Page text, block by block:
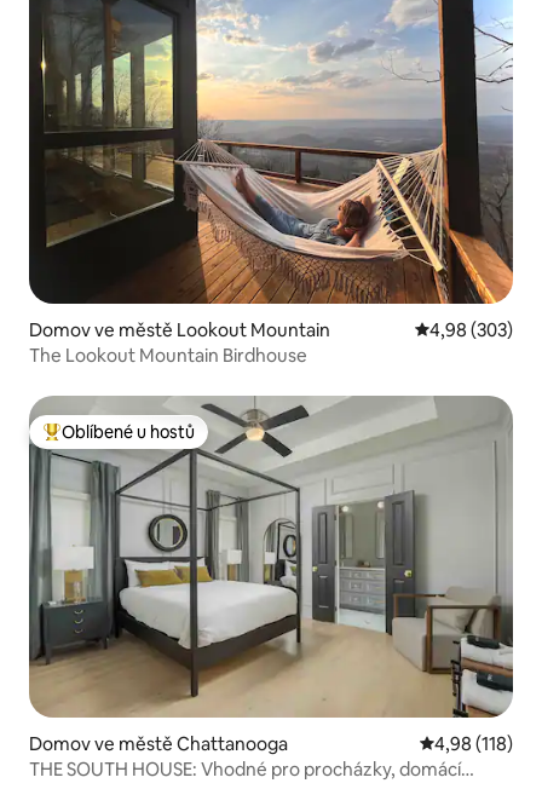
Domov ve městě Lookout Mountain Průměrné
4,98 (303)
The Lookout Mountain Birdhouse
Nejlepší v kategorii Oblíbené u hostů
Oblíbené u hostů
Domov ve městě Chattanooga Průměrné
4,98 (118)
THE SOUTH HOUSE: Vhodné pro procházky, domácí